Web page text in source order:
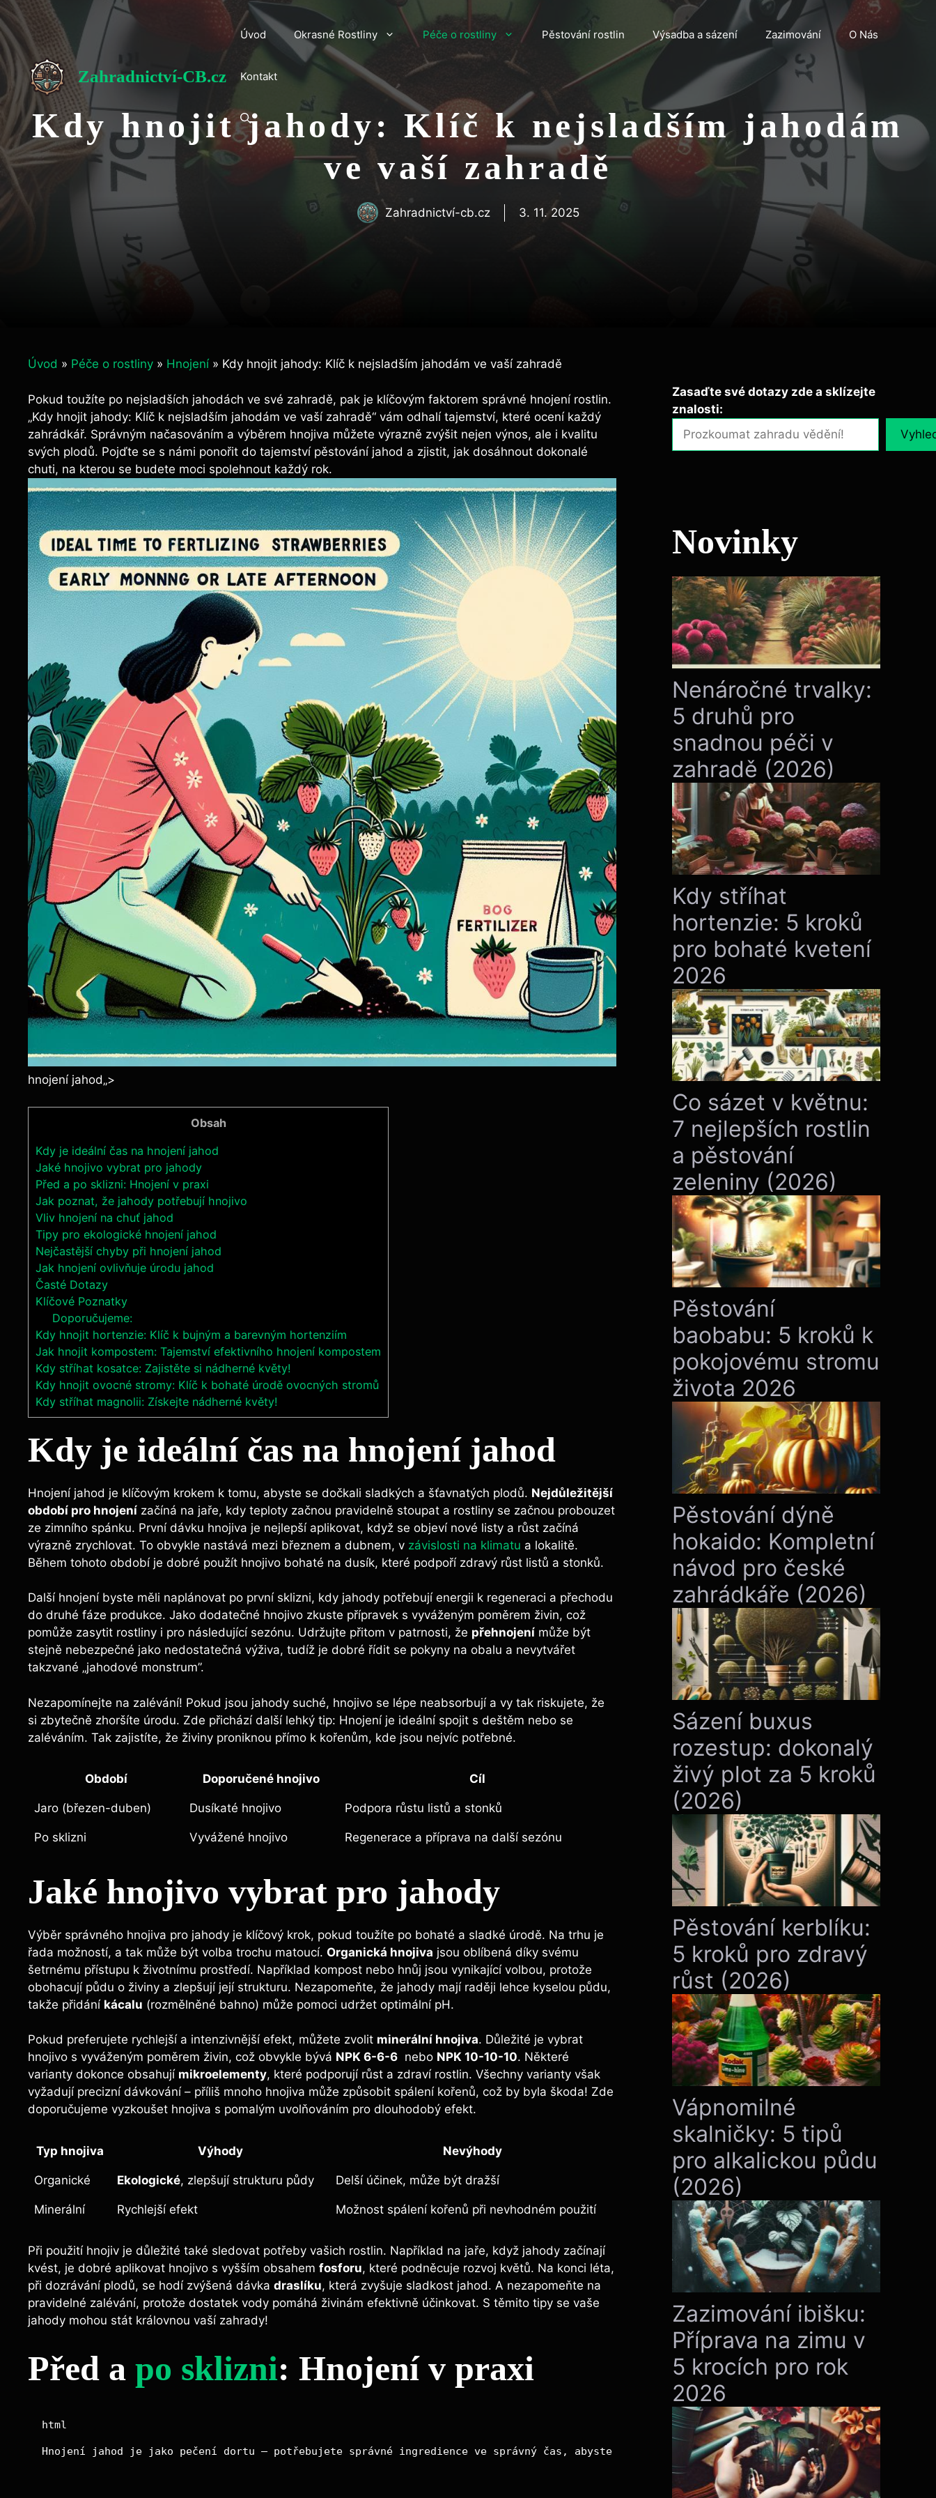
Přeskočit
na
obsah
Zahradnictví-CB.cz
Úvod Okrasné Rostliny Péče o rostliny Pěstování rostlin Výsadba a sázení Zazimování O Nás
Kontakt
Kdy hnojit jahody: Klíč k nejsladším jahodám
ve vaší zahradě
Zahradnictví-cb.cz 3. 11. 2025
Úvod » Péče o rostliny » Hnojení » Kdy hnojit jahody: Klíč k nejsladším jahodám ve vaší zahradě
Pokud toužíte po nejsladších jahodách ve své ‍zahradě, pak je klíčovým faktorem správné hnojení‍ rostlin.
„Kdy hnojit jahody: Klíč k nejsladším ⁢jahodám ve vaší zahradě“⁢ vám odhalí tajemství, které ocení ​každý
zahrádkář. Správným načasováním a výběrem‍ hnojiva můžete výrazně ⁢zvýšit nejen výnos, ale i kvalitu
svých plodů. Pojďte‍ se s námi ponořit do tajemství pěstování ‍jahod a zjistit, jak dosáhnout dokonalé
‍chuti, ⁢na kterou​ se budete moci spolehnout každý rok.
hnojení jahod„>
Obsah
Kdy je ideální čas na hnojení jahod
Jaké hnojivo vybrat pro‍ jahody
Před a po sklizni: Hnojení v praxi
Jak⁣ poznat, že⁤ jahody ​potřebují hnojivo
Vliv hnojení na chuť jahod
Tipy pro ekologické ‍hnojení jahod
Nejčastější chyby při hnojení jahod
Jak hnojení ovlivňuje úrodu jahod
Časté Dotazy
Klíčové Poznatky
Doporučujeme:
Kdy hnojit hortenzie: Klíč k bujným a barevným hortenziím
Jak hnojit kompostem: Tajemství efektivního hnojení kompostem
Kdy stříhat kosatce: Zajistěte si nádherné květy!
Kdy hnojit ovocné stromy: Klíč k bohaté úrodě ovocných stromů
Kdy stříhat magnolii: Získejte nádherné květy!
Kdy je ideální čas na hnojení jahod
Hnojení jahod je klíčovým krokem k tomu, abyste se dočkali sladkých a šťavnatých plodů. Nejdůležitější
⁤období pro hnojení ⁣začíná na⁣ jaře, kdy⁢ teploty začnou pravidelně stoupat a rostliny se začnou ​probouzet
ze zimního spánku. První dávku hnojiva je nejlepší aplikovat, když se objeví ⁤nové‍ listy a růst ⁤začíná
výrazně zrychlovat. To obvykle nastává ⁤mezi březnem a dubnem,​ v závislosti na klimatu a lokalitě.
Během tohoto období je dobré ​použít hnojivo bohaté na dusík, které podpoří zdravý růst listů a stonků.
Další hnojení‍ byste měli naplánovat po ⁤první sklizni, kdy ​jahody potřebují energii k regeneraci a přechodu
do druhé fáze ⁤produkce. Jako ⁤dodatečné hnojivo zkuste přípravek s⁢ vyváženým poměrem živin, což
pomůže zasytit rostliny‌ i pro následující sezónu. Udržujte⁣ přitom v patrnosti, že⁤ přehnojení může být
stejně nebezpečné jako nedostatečná výživa, tudíž je dobré řídit ⁢se pokyny na obalu a nevytvářet
takzvané „jahodové monstrum”.
Nezapomínejte⁣ na ⁢zalévání! Pokud jsou jahody suché, hnojivo se ⁢lépe neabsorbují a vy tak⁣ riskujete, že
si zbytečně zhoršíte ​úrodu. Zde přichází další lehký tip: ‍Hnojení‍ je ideální spojit s deštěm nebo se
zaléváním. Tak⁣ zajistíte, že živiny proniknou​ přímo⁤ k kořenům, kde jsou​ nejvíc potřebné.
Období Doporučené hnojivo Cíl
Jaro (březen-duben) Dusíkaté hnojivo Podpora růstu listů a stonků
Po sklizni Vyvážené hnojivo Regenerace a příprava na další sezónu
Jaké hnojivo vybrat pro‍ jahody
Výběr správného hnojiva​ pro jahody je klíčový ⁣krok,⁣ pokud toužíte po bohaté a sladké⁤ úrodě. Na trhu⁢ je
řada možností, a tak‌ může být volba trochu matoucí. Organická hnojiva jsou oblíbená díky svému‍
šetrnému přístupu k životnímu prostředí. Například kompost nebo hnůj jsou⁢ vynikající volbou, protože
obohacují půdu⁢ o živiny a⁤ zlepšují‌ její strukturu. Nezapomeňte,⁢ že jahody mají raději lehce kyselou půdu,
takže přidání kácalu (rozmělněné bahno) může pomoci udržet optimální pH.
Pokud preferujete rychlejší a⁣ intenzivnější efekt, můžete zvolit minerální ⁢hnojiva. Důležité je vybrat
⁤hnojivo s⁣ vyváženým poměrem živin, což ⁣obvykle bývá NPK 6-6-6 ​ nebo NPK 10-10-10. ​Některé
varianty dokonce obsahují⁤ mikroelementy, které‍ podporují růst a zdraví rostlin. Všechny varianty však
vyžadují precizní dávkování – příliš mnoho hnojiva může způsobit spálení kořenů, což by byla škoda! Zde
doporučujeme vyzkoušet hnojiva ‌s pomalým uvolňováním pro dlouhodobý efekt.
Typ hnojiva Výhody Nevýhody
Organické Ekologické, zlepšují strukturu ⁣půdy Delší⁤ účinek, může být dražší
Minerální Rychlejší efekt Možnost spálení kořenů při nevhodném použití
Při použití hnojiv je důležité také sledovat potřeby vašich ⁢rostlin. Například na jaře, když jahody začínají
kvést,​ je ​dobré aplikovat hnojivo s vyšším obsahem fosforu, které podněcuje rozvoj květů. Na konci léta,
při dozrávání plodů, se hodí zvýšená dávka draslíku, která zvyšuje sladkost jahod. A nezapomeňte na
pravidelné zalévání, protože dostatek vody pomáhá živinám efektivně účinkovat. S těmito tipy se vaše
⁣jahody ‍mohou stát královnou vaší zahrady!
Před a po sklizni: Hnojení v praxi
html
Hnojení jahod je jako pečení dortu – potřebujete správné ingredience ve správný čas, abyste dosáhli lahodného výsledku. Po sklizni, kdy
Zasaďte své dotazy zde a sklízejte
znalosti:
Novinky
Nenáročné trvalky:
5 druhů pro
snadnou péči v
zahradě (2026)
Kdy stříhat
hortenzie: 5 kroků
pro bohaté kvetení
2026
Co sázet v květnu:
7 nejlepších rostlin
a pěstování
zeleniny (2026)
Pěstování
baobabu: 5 kroků k
pokojovému stromu
života 2026
Pěstování dýně
hokaido: Kompletní
návod pro české
zahrádkáře (2026)
Sázení buxus
rozestup: dokonalý
živý plot za 5 kroků
(2026)
Pěstování kerblíku:
5 kroků pro zdravý
růst (2026)
Vápnomilné
skalničky: 5 tipů
pro alkalickou půdu
(2026)
Zazimování ibišku:
Příprava na zimu v
5 krocích pro rok
2026